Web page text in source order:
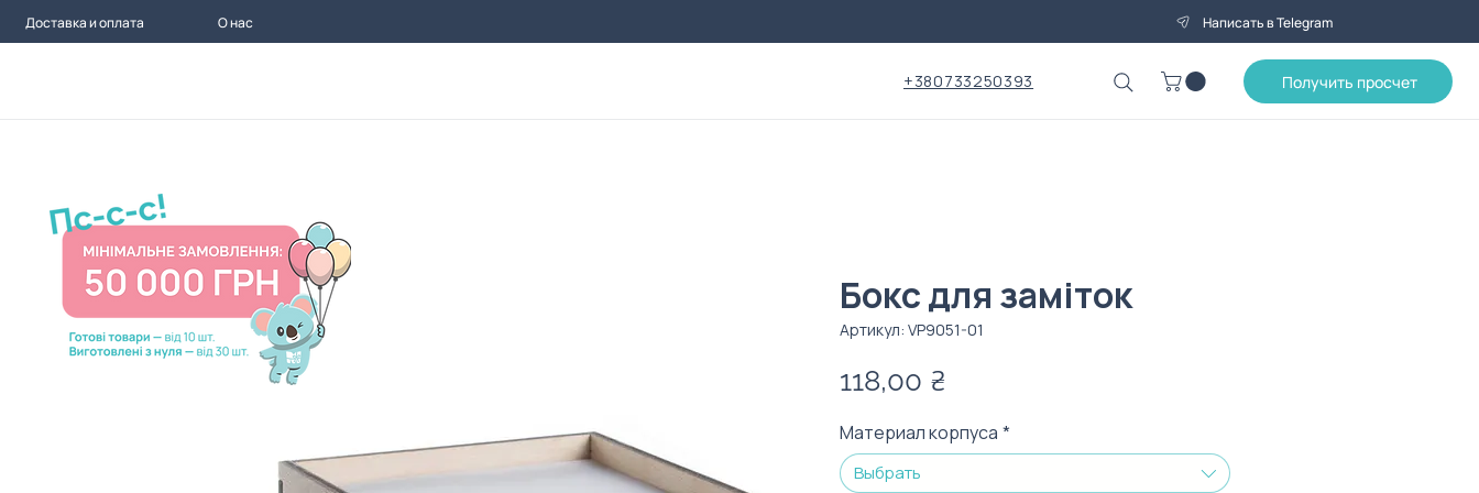
Доставка и оплата О нас Написать в Telegram
+380733250393 Получить просчет
Бокс для заміток
Артикул: VP9051-01
118,00 ₴
Материал корпуса *
Выбрать